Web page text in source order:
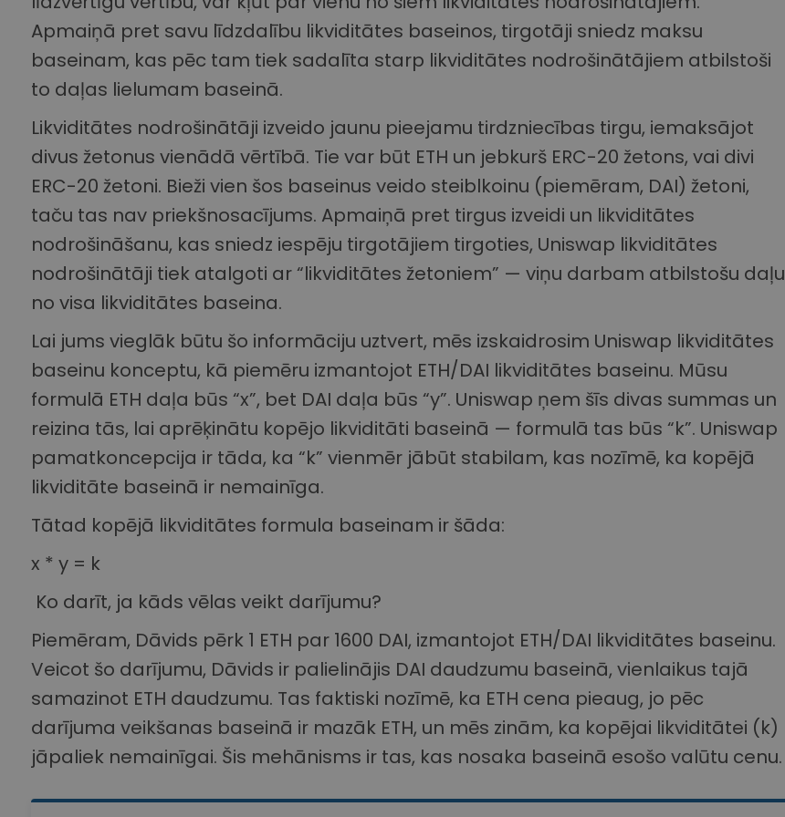
Apmaiņā pret savu līdzdalību likviditātes baseinos, tirgotāji sniedz maksu
baseinam, kas pēc tam tiek sadalīta starp likviditātes nodrošinātājiem atbilstoši
to daļas lielumam baseinā.
Likviditātes nodrošinātāji izveido jaunu pieejamu tirdzniecības tirgu, iemaksājot
divus žetonus vienādā vērtībā. Tie var būt ETH un jebkurš ERC-20 žetons, vai divi
ERC-20 žetoni. Bieži vien šos baseinus veido steiblkoinu (piemēram, DAI) žetoni,
taču tas nav priekšnosacījums. Apmaiņā pret tirgus izveidi un likviditātes
nodrošināšanu, kas sniedz iespēju tirgotājiem tirgoties, Uniswap likviditātes
nodrošinātāji tiek atalgoti ar “likviditātes žetoniem” — viņu darbam atbilstošu daļu
no visa likviditātes baseina.
Lai jums vieglāk būtu šo informāciju uztvert, mēs izskaidrosim Uniswap likviditātes
baseinu konceptu, kā piemēru izmantojot ETH/DAI likviditātes baseinu. Mūsu
formulā ETH daļa būs “x”, bet DAI daļa būs “y”. Uniswap ņem šīs divas summas un
reizina tās, lai aprēķinātu kopējo likviditāti baseinā — formulā tas būs “k”. Uniswap
pamatkoncepcija ir tāda, ka “k” vienmēr jābūt stabilam, kas nozīmē, ka kopējā
likviditāte baseinā ir nemainīga.
Tātad kopējā likviditātes formula baseinam ir šāda:
x * y = k
Ko darīt, ja kāds vēlas veikt darījumu?
Piemēram, Dāvids pērk 1 ETH par 1600 DAI, izmantojot ETH/DAI likviditātes baseinu.
Veicot šo darījumu, Dāvids ir palielinājis DAI daudzumu baseinā, vienlaikus tajā
samazinot ETH daudzumu. Tas faktiski nozīmē, ka ETH cena pieaug, jo pēc
darījuma veikšanas baseinā ir mazāk ETH, un mēs zinām, ka kopējai likviditātei (k)
jāpaliek nemainīgai. Šis mehānisms ir tas, kas nosaka baseinā esošo valūtu cenu.